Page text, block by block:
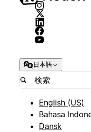
日本語
English (US)
Bahasa
Dansk